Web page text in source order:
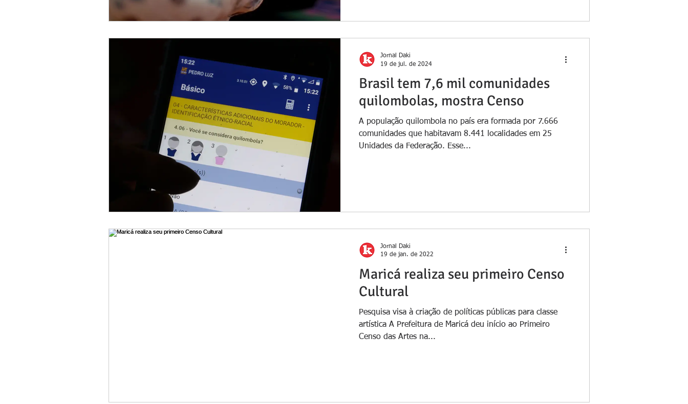
Brasil tem 7,6 mil comunidades
quilombolas, mostra Censo
A população quilombola no país era formada por 7.666
comunidades que habitavam 8.441 localidades em 25
Unidades da Federação. Esse...
Jornal Daki
19 de jul. de 2024
Maricá realiza seu primeiro Censo
Cultural
Pesquisa visa à criação de políticas públicas para classe
artística A Prefeitura de Maricá deu início ao Primeiro
Censo das Artes na...
Jornal Daki
19 de jan. de 2022